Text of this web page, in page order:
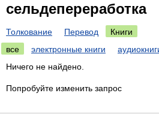
сельдепереработка
Толкование Перевод
Книги
все
электронные книги
Ничего не найдено.
Попробуйте изменить запрос